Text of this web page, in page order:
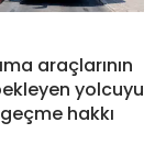
araçlarının
yolcuyu
hakkı